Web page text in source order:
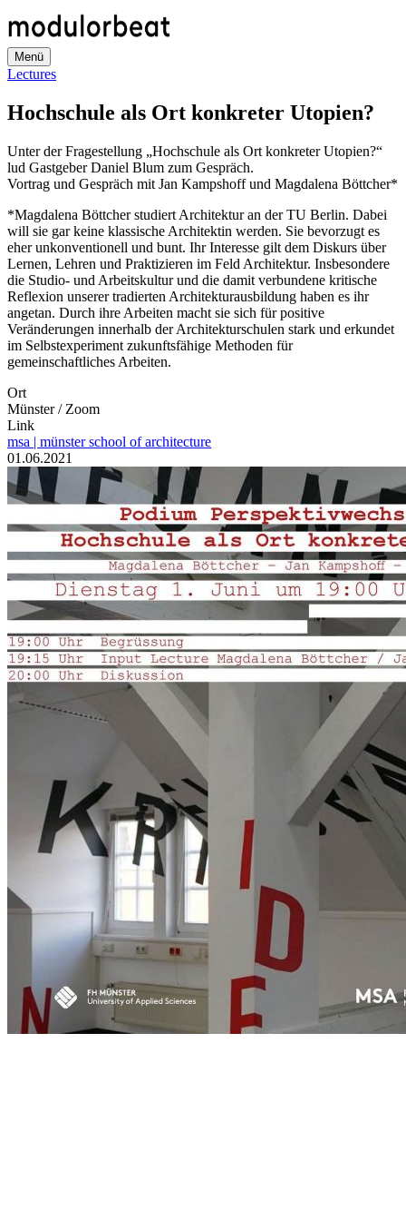
zum
Inhalt
Menü
Lectures
Hochschule als Ort konkreter Utopien?
Unter der Fragestellung „Hochschule als Ort konkreter Utopien?“
lud Gastgeber Daniel Blum zum Gespräch.
Vortrag und Gespräch mit Jan Kampshoff und Magdalena Böttcher*
*Magdalena Böttcher studiert Architektur an der TU Berlin. Dabei
will sie gar keine klassische Architektin werden. Sie bevorzugt es
eher unkonventionell und bunt. Ihr Interesse gilt dem Diskurs über
Lernen, Lehren und Praktizieren im Feld Architektur. Insbesondere
die Studio- und Arbeitskultur und die damit verbundene kritische
Reflexion unserer tradierten Architekturausbildung haben es ihr
angetan. Durch ihre Arbeiten macht sie sich für positive
Veränderungen in­nerhalb der Architekturschulen stark und erkundet
im Selbstexperiment zukunftsfähige Methoden für
gemeinschaftliches Arbeiten.
Ort
Münster / Zoom
Link
msa | münster school of architecture
Datum
01.06.2021